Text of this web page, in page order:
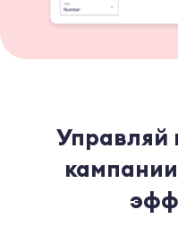
Управляй
кампании